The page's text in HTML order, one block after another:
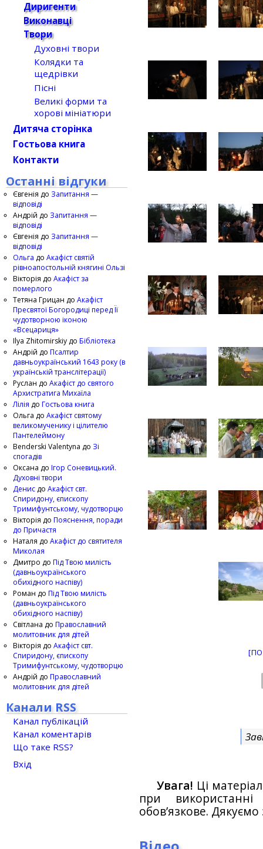
Увага! Ці
при
обов’язкове.
Диригенти
Виконавці
Твори
Духовні твори
Колядки та
щедрівки
Пісні
Великі форми та
хорові мініатюри
Дитяча сторінка
Гостьова книга
Контакти
Останні відгуки
Євгенія до Запитання —
відповіді
Андрій до Запитання —
відповіді
Євгенія до Запитання —
відповіді
Ольга до Акафіст святій
рівноапостольній княгині Ользі
Вікторія до Акафіст за
померлого
Тетяна Грицан до Акафіст
Пресвятої Богородиці перед Її
чудотворною іконою
«Всецариця»
Ilya Zhitomirskiy до Бібліотека
Андрій до Псалтир
давньоукраїнський 1643 року (в
українській транслітерації)
Руслан до Акафіст до святого
Архистратига Михаїла
Лілія до Гостьова книга
Ольга до Акафіст святому
великомученику і цілителю
Пантелеймону
Benderski Valentyna до Зі
спогадів
Оксана до Ігор Соневицький.
Духовні твори
Денис до Акафіст свт.
Спиридону, єпископу
Тримифунтському, чудотворцю
Вікторія до Пояснення, поради
до Причастя
Наталя до Акафіст до святителя
Миколая
Дмитро до Під Твою милість
(давньоукраїнського
обихідного наспіву)
Роман до Під Твою милість
(давньоукраїнського
обихідного наспіву)
Світлана до Православний
молитовник для дітей
Вікторія до Акафіст свт.
Спиридону, єпископу
Тримифунтському, чудотворцю
Андрій до Православний
молитовник для дітей
Канали RSS
Канал публікацій
Канал коментарів
Що таке RSS?
Вхід